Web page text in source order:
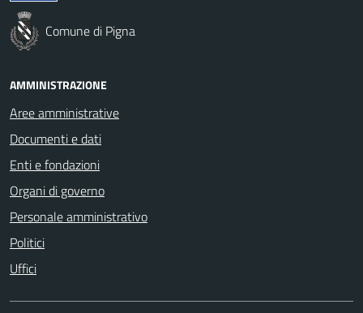
Comune di Pigna
AMMINISTRAZIONE
Aree amministrative
Documenti e dati
Enti e fondazioni
Organi di governo
Personale amministrativo
Politici
Uffici